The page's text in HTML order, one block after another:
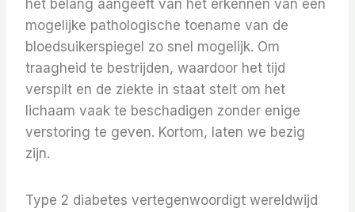
het belang aangeeft van het erkennen van een
mogelijke pathologische toename van de
bloedsuikerspiegel zo snel mogelijk. Om
traagheid te bestrijden, waardoor het tijd
verspilt en de ziekte in staat stelt om het
lichaam vaak te beschadigen zonder enige
verstoring te geven. Kortom, laten we bezig
zijn.
Type 2 diabetes vertegenwoordigt wereldwijd